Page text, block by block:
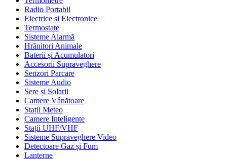
Radio Portabil
Electrice și Electronice
Termostate
Sisteme Alarmă
Hrănitori Animale
Baterii și Acumulatori
Accesorii Supraveghere
Senzori Parcare
Sisteme Audio
Sere și Solarii
Camere Vânătoare
Stații Meteo
Camere Inteligente
Stații UHF/VHF
Sisteme Supraveghere Video
Detectoare Gaz și Fum
Lanterne